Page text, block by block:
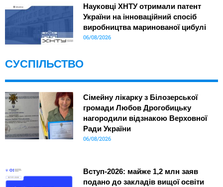
Науковці ХНТУ отримали патент
України на інноваційний спосіб
виробництва маринованої цибулі
06/08/2026
СУСПІЛЬСТВО
Сімейну лікарку з Білозерської
громади Любов Дрогобицьку
нагородили відзнакою Верховної
Ради України
06/08/2026
Вступ-2026: майже 1,2 млн заяв
подано до закладів вищої освіти